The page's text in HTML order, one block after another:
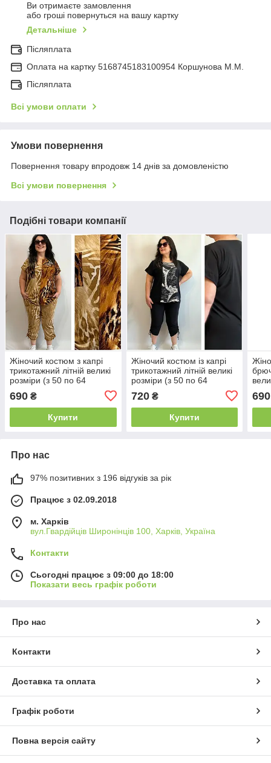
Ви отримаєте замовлення
або гроші повернуться на вашу картку
Детальніше
Післяплата
Оплата на картку 5168745183100954 Коршунова М.М.
Післяплата
Всі умови оплати
Умови повернення
Повернення товару впродовж 14 днів за домовленістю
Всі умови повернення
Подібні товари компанії
Жіночий костюм з капрі
трикотажний літній великі
розміри (з 50 по 64
690 ₴
Купити
Жіночий костюм із капрі
трикотажний літній великі
розміри (з 50 по 64
720₴
Купити
690
Про нас
97% позитивних з 196 відгуків за рік
Працює з 02.09.2018
м. Харків
вул.Гвардійців Широнінців 100, Харків, Україна
Контакти
Сьогодні працює з 09:00 до 18:00
Показати весь графік роботи
Про нас
Контакти
Доставка та оплата
Графік роботи
Повна версія сайту